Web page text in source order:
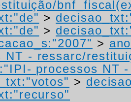
>
>
>
NT - ressarc/
processos NT
>